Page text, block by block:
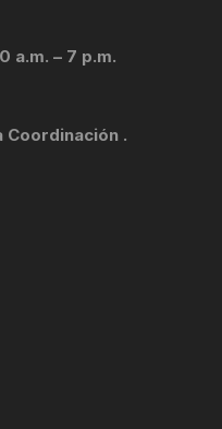
a.m. – 7 p.m.
Coordinación .